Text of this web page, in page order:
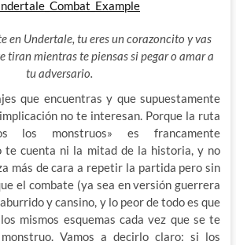
en Undertale, tu eres un corazoncito y vas
tiran mientras te piensas si pegar o amar a
tu adversario.
que encuentras y que supuestamente
no te interesan. Porque la ruta
los monstruos» es francamente
te cuenta ni la mitad de la historia, y no
más de cara a repetir la partida pero sin
el combate (ya sea en versión guerrera
y cansino, y lo peor de todo es que
mismos esquemas cada vez que se te
Vamos a decirlo claro: si los